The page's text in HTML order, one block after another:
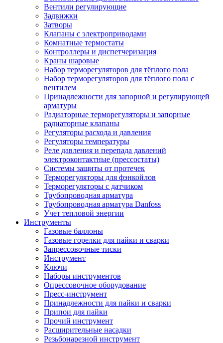
Вентили регулирующие
Задвижки
Затворы
Клапаны с электроприводами
Комнатные термостаты
Контроллеры и диспетчеризация
Краны шаровые
Набор терморегуляторов для тёплого пола
Набор терморегуляторов для тёплого пола с
вентилем
Принадлежности для запорной и регулирующей
арматуры
Радиаторные терморегуляторы и запорные
радиаторные клапаны
Регуляторы расхода и давления
Регуляторы температуры
Реле давления и перепада давлений
электроконтактные (прессостаты)
Системы защиты от протечек
Терморегуляторы для фэнкойлов
Терморегуляторы с датчиком
Трубопроводная арматура
Трубопроводная арматура Danfoss
Учет тепловой энергии
Инструменты
Газовые баллоны
Газовые горелки для пайки и сварки
Запрессовочные тиски
Инструмент
Ключи
Наборы инструментов
Опрессовочное оборудование
Пресс-инструмент
Принадлежности для пайки и сварки
Припои для пайки
Прочий инструмент
Расширительные насадки
Резьбонарезной инструмент